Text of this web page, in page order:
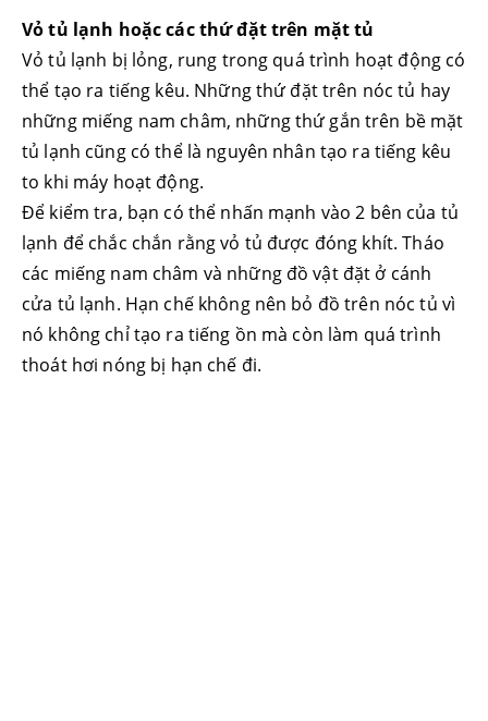
Vỏ tủ lạnh hoặc các thứ đặt trên mặt tủ
Vỏ tủ lạnh bị lỏng, rung trong quá trình hoạt động có
thể tạo ra tiếng kêu. Những thứ đặt trên nóc tủ hay
những miếng nam châm, những thứ gắn trên bề mặt
tủ lạnh cũng có thể là nguyên nhân tạo ra tiếng kêu
to khi máy hoạt động.
Để kiểm tra, bạn có thể nhấn mạnh vào 2 bên của tủ
lạnh để chắc chắn rằng vỏ tủ được đóng khít. Tháo
các miếng nam châm và những đồ vật đặt ở cánh
cửa tủ lạnh. Hạn chế không nên bỏ đồ trên nóc tủ vì
nó không chỉ tạo ra tiếng ồn mà còn làm quá trình
thoát hơi nóng bị hạn chế đi.